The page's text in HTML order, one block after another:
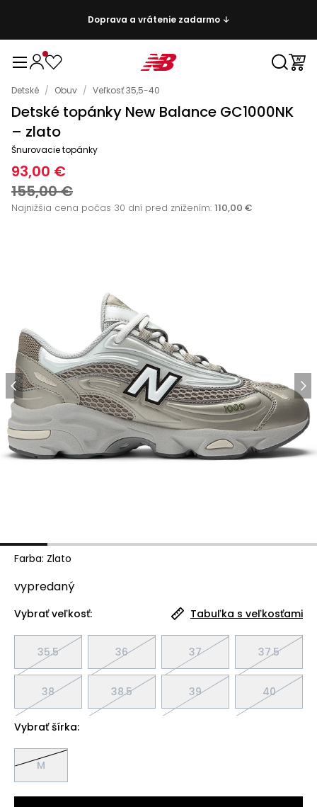
Doprava a vrátenie zadarmo ↓
Detské / Obuv / Veľkosť 35,5-40
Detské topánky New Balance GC1000NK
– zlato
Šnurovacie topánky
93,00 €
155,00 €
Najnižšia cena počas 30 dní pred znížením: 110,00 €
Farba: Zlato
vypredaný
Vybrať veľkosť: Tabuľka s veľkosťami
35.5 36 37 37.5
38 38.5 39 40
Vybrať šírka:
M